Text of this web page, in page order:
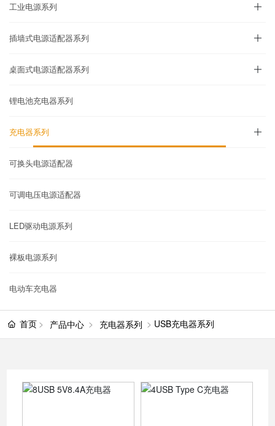
工业电源系列
插墙式电源适配器系列
桌面式电源适配器系列
锂电池充电器系列
充电器系列
可换头电源适配器
可调电压电源适配器
LED驱动电源系列
裸板电源系列
电动车充电器
首页 产品中心 充电器系列 USB充电器系列